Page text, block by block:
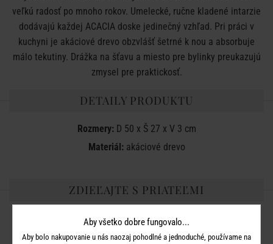
veľkú radosť po mnoho rokov. Umelecké, ručne kladené intarzie
dodávajú každej ACACIA doske jedinečný vzhľad. Pri práci v
kuchyni je akáciové drevo obzvlášť šetrné k nou a absorbuje
málo tekutiny. Drážka na šťavu a miesto pre bylinky preukazujú
zmysel pre praktickosť.
DETAILY PRODUKTU
Rozmery:D 50 x Š 27 x V 3 cm
Materiál:akáciové drevo
ZDIEĽAJTE S PRIATEĽMI
Aby všetko dobre fungovalo...
Aby bolo nakupovanie u nás naozaj pohodlné a jednoduché, používame na